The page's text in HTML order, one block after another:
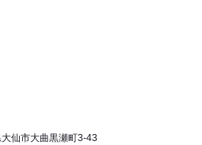
仙市大曲黒瀬町3-43